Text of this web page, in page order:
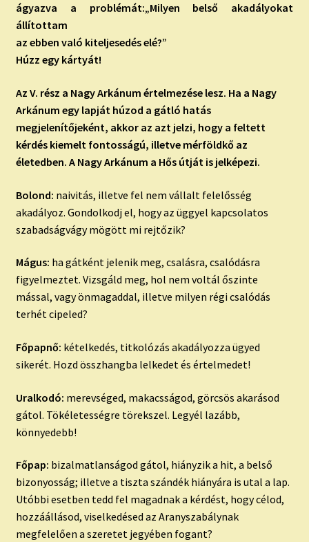
ágyazva a problémát:„Milyen belső akadályokat
állítottam
az ebben való kiteljesedés elé?”
Húzz egy kártyát!
Az V. rész a Nagy Arkánum értelmezése lesz. Ha a Nagy
Arkánum egy lapját húzod a gátló hatás
megjelenítőjeként, akkor az azt jelzi, hogy a feltett
kérdés kiemelt fontosságú, illetve mérföldkő az
életedben. A Nagy Arkánum a Hős útját is jelképezi.
Bolond: naivitás, illetve fel nem vállalt felelősség
akadályoz. Gondolkodj el, hogy az üggyel kapcsolatos
szabadságvágy mögött mi rejtőzik?
Mágus: ha gátként jelenik meg, csalásra, csalódásra
figyelmeztet. Vizsgáld meg, hol nem voltál őszinte
mással, vagy önmagaddal, illetve milyen régi csalódás
terhét cipeled?
Főpapnő: kételkedés, titkolózás akadályozza ügyed
sikerét. Hozd összhangba lelkedet és értelmedet!
Uralkodó: merevséged, makacsságod, görcsös akarásod
gátol. Tökéletességre törekszel. Legyél lazább,
könnyedebb!
Főpap: bizalmatlanságod gátol, hiányzik a hit, a belső
bizonyosság; illetve a tiszta szándék hiányára is utal a lap.
Utóbbi esetben tedd fel magadnak a kérdést, hogy célod,
hozzáállásod, viselkedésed az Aranyszabálynak
megfelelően a szeretet jegyében fogant?